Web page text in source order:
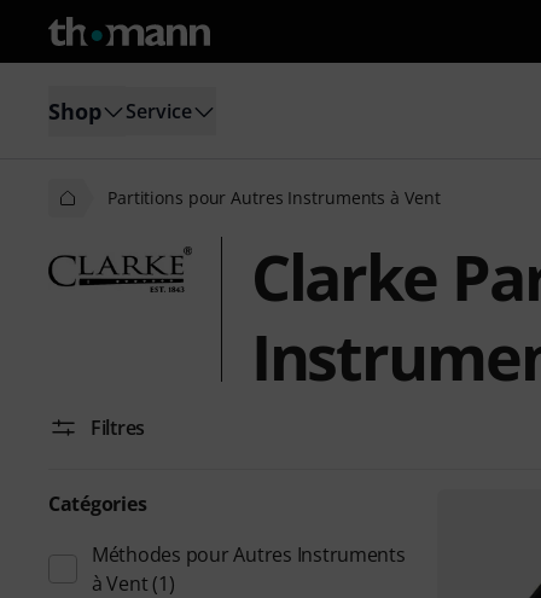
Shop Service
Partitions pour Autres Instruments à Vent
Clarke
Filtres
Catégories
Méthodes pour Autres Instruments
à Vent (1)